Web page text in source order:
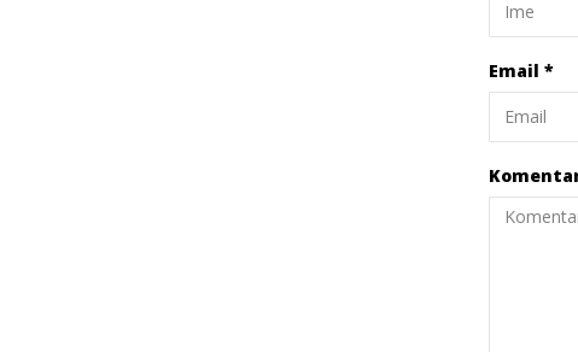
Email *